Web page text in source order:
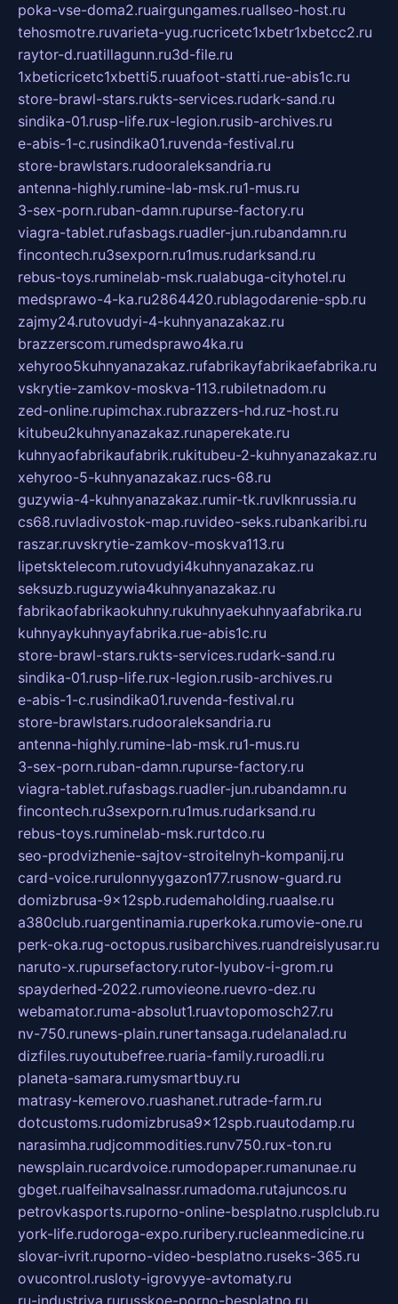
poka-vse-doma2.ruairgungames.ruallseo-host.ru
tehosmotre.ruvarieta-yug.rucricetc1xbetr1xbetcc2.ru
raytor-d.ruatillagunn.ru3d-file.ru
1xbeticricetc1xbetti5.ruuafoot-statti.rue-abis1c.ru
store-brawl-stars.rukts-services.rudark-sand.ru
sindika-01.rusp-life.rux-legion.rusib-archives.ru
e-abis-1-c.rusindika01.ruvenda-festival.ru
store-brawlstars.rudooraleksandria.ru
antenna-highly.rumine-lab-msk.ru1-mus.ru
3-sex-porn.ruban-damn.rupurse-factory.ru
viagra-tablet.rufasbags.ruadler-jun.rubandamn.ru
fincontech.ru3sexporn.ru1mus.rudarksand.ru
rebus-toys.ruminelab-msk.rualabuga-cityhotel.ru
medsprawo-4-ka.ru2864420.rublagodarenie-spb.ru
zajmy24.rutovudyi-4-kuhnyanazakaz.ru
brazzerscom.rumedsprawo4ka.ru
xehyroo5kuhnyanazakaz.rufabrikayfabrikaefabrika.ru
vskrytie-zamkov-moskva-113.rubiletnadom.ru
zed-online.rupimchax.rubrazzers-hd.ruz-host.ru
kitubeu2kuhnyanazakaz.runaperekate.ru
kuhnyaofabrikaufabrik.rukitubeu-2-kuhnyanazakaz.ru
xehyroo-5-kuhnyanazakaz.rucs-68.ru
guzywia-4-kuhnyanazakaz.rumir-tk.ruvlknrussia.ru
cs68.ruvladivostok-map.ruvideo-seks.rubankaribi.ru
raszar.ruvskrytie-zamkov-moskva113.ru
lipetsktelecom.rutovudyi4kuhnyanazakaz.ru
seksuzb.ruguzywia4kuhnyanazakaz.ru
fabrikaofabrikaokuhny.rukuhnyaekuhnyaafabrika.ru
kuhnyaykuhnyayfabrika.rue-abis1c.ru
store-brawl-stars.rukts-services.rudark-sand.ru
sindika-01.rusp-life.rux-legion.rusib-archives.ru
e-abis-1-c.rusindika01.ruvenda-festival.ru
store-brawlstars.rudooraleksandria.ru
antenna-highly.rumine-lab-msk.ru1-mus.ru
3-sex-porn.ruban-damn.rupurse-factory.ru
viagra-tablet.rufasbags.ruadler-jun.rubandamn.ru
fincontech.ru3sexporn.ru1mus.rudarksand.ru
rebus-toys.ruminelab-msk.rurtdco.ru
seo-prodvizhenie-sajtov-stroitelnyh-kompanij.ru
card-voice.rurulonnyygazon177.rusnow-guard.ru
domizbrusa-9x12spb.rudemaholding.ruaalse.ru
a380club.ruargentinamia.ruperkoka.rumovie-one.ru
perk-oka.rug-octopus.rusibarchives.ruandreislyusar.ru
naruto-x.rupursefactory.rutor-lyubov-i-grom.ru
spayderhed-2022.rumovieone.ruevro-dez.ru
webamator.ruma-absolut1.ruavtopomosch27.ru
nv-750.runews-plain.runertansaga.rudelanalad.ru
dizfiles.ruyoutubefree.ruaria-family.ruroadli.ru
planeta-samara.rumysmartbuy.ru
matrasy-kemerovo.ruashanet.rutrade-farm.ru
dotcustoms.rudomizbrusa9x12spb.ruautodamp.ru
narasimha.rudjcommodities.runv750.rux-ton.ru
newsplain.rucardvoice.rumodopaper.rumanunae.ru
gbget.rualfeihavsalnassr.rumadoma.rutajuncos.ru
petrovkasports.ruporno-online-besplatno.rusplclub.ru
york-life.rudoroga-expo.ruribery.rucleanmedicine.ru
slovar-ivrit.ruporno-video-besplatno.ruseks-365.ru
ovucontrol.rusloty-igrovyye-avtomaty.ru